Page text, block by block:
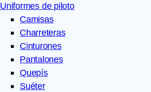
Uniformes de piloto
Camisas
Charreteras
Cinturones
Pantalones
Quepís
Suéter